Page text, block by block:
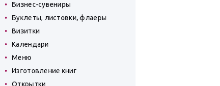
Бизнес-сувениры
Буклеты, листовки, флаеры
Визитки
Календари
Меню
Изготовление книг
Открытки